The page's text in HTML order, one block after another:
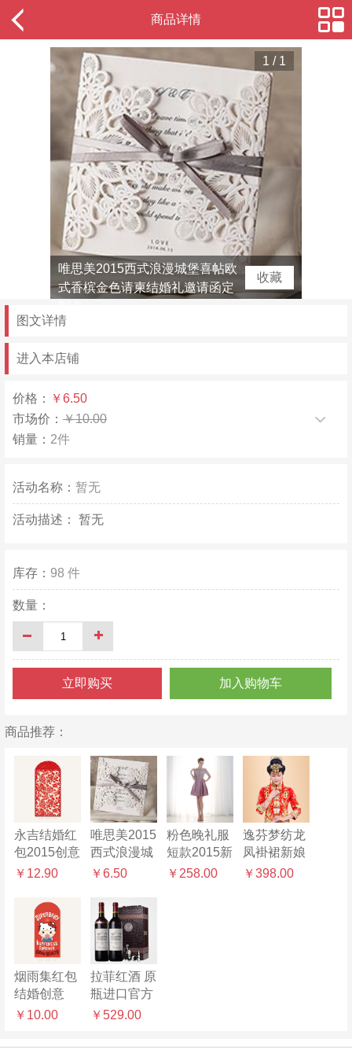
商品详情
唯思美2015西式浪漫城堡喜帖欧
式香槟金色请柬结婚礼邀请函定
收藏
1 / 1
图文详情
进入本店铺
价格：
￥6.50
市场价： ￥10.00
销量： 2件
活动名称： 暂无
活动描述： 暂无
库存： 98 件
数量：
立即购买 加入购物车
商品推荐：
永吉结婚红
包2015创意
婚礼喜字红
品利是封百
元千元红包
￥12.90
唯思美2015
西式浪漫城
堡喜帖欧式
柬结婚礼邀
请函定制卡
￥6.50
粉色晚礼服
短款2015新
款秋冬伴娘
￥258.00
逸芬梦纺龙
凤褂裙新娘
礼服结婚敬
￥398.00
烟雨集红包
结婚创意
2015高档中
利是封婚礼
￥10.00
拉菲红酒 原
瓶进口官方
正品巴斯克
萄酒类6支
￥529.00